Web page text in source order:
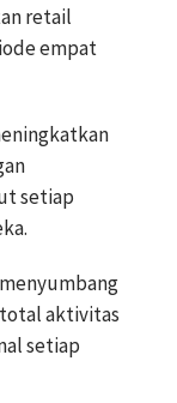
retail
empat
setiap
aktivitas
setiap